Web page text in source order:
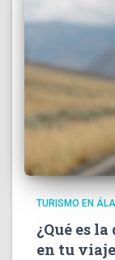
TURISMO EN
¿Qué es
en tu